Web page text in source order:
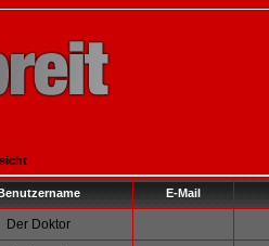
E-Mail
Der Doktor